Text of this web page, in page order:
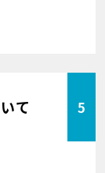
て 5